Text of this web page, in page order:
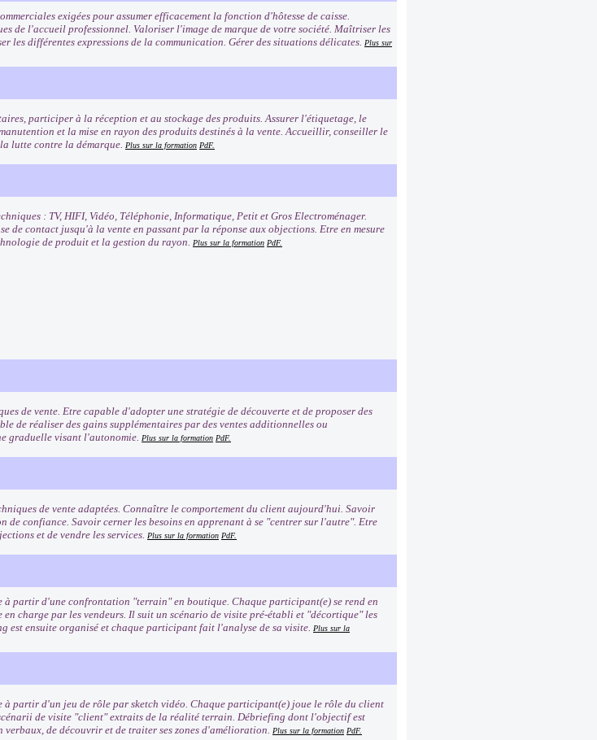
exigées pour assumer efficacement la fonction d'hôtesse de caisse.
de l'accueil professionnel. Valoriser l'image de marque de votre société. Maîtriser les
les différentes expressions de la communication. Gérer des situations délicates. Plus sur
participer à la réception et au stockage des produits. Assurer l'étiquetage, le
et la mise en rayon des produits destinés à la vente. Accueillir, conseiller le
lutte contre la démarque. Plus sur la formation PdF.
: TV, HIFI, Vidéo, Téléphonie, Informatique, Petit et Gros Electroménager.
de contact jusqu'à la vente en passant par la réponse aux objections. Etre en mesure
de produit et la gestion du rayon. Plus sur la formation PdF.
de vente. Etre capable d'adopter une stratégie de découverte et de proposer des
de réaliser des gains supplémentaires par des ventes additionnelles ou
graduelle visant l'autonomie. Plus sur la formation PdF.
de vente adaptées. Connaître le comportement du client aujourd'hui. Savoir
confiance. Savoir cerner les besoins en apprenant à se "centrer sur l'autre". Etre
et de vendre les services. Plus sur la formation PdF.
à partir d'une confrontation "terrain" en boutique. Chaque participant(e) se rend en
charge par les vendeurs. Il suit un scénario de visite pré-établi et "décortique" les
est ensuite organisé et chaque participant fait l'analyse de sa visite. Plus sur la
à partir d'un jeu de rôle par sketch vidéo. Chaque participant(e) joue le rôle du client
de visite "client" extraits de la réalité terrain. Débriefing dont l'objectif est
verbaux, de découvrir et de traiter ses zones d'amélioration. Plus sur la formation PdF.